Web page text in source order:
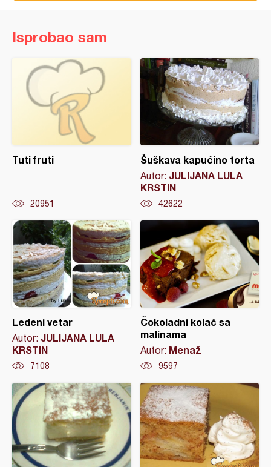
Isprobao sam
Tuti fruti
20951
Šuškava kapućino torta
Autor: JULIJANA LULA
KRSTIN
42622
Ledeni vetar
Autor: JULIJANA LULA
KRSTIN
7108
Čokoladni kolač sa
malinama
Autor: Menaž
9597